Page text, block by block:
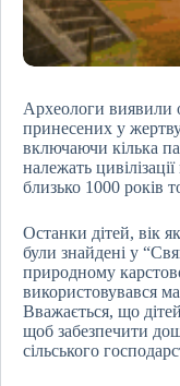
Археологи виявили
принесених у
включаючи кілька
належать
близько 1000 років
Останки дітей, вік
були знайдені у
природному
використовувався
Вважається, що
щоб забезпечити
сільського